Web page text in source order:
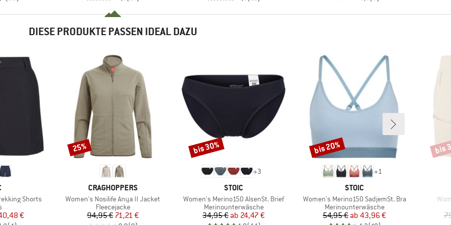
DIESE PRODUKTE PASSEN IDEAL DAZU
Shorts
Preis
€
MARKE
CRAGHOPPERS
Artikel
Women's Nosilife Anya II Jacket
Produktgruppe
Fleecejacke
Preis
94,95 €reduzierter Preis
71,21 €
Rabatt
25%
+3
MARKE
STOIC
Artikel
Women's Merino150 AlsenSt. Brief
Produktgruppe
Merinounterwäsche
Preis
34,95 € reduzierter Preis
ab 24,47 €
Rabatt
bis 30%
+1
MARKE
STOIC
Artikel
Women's Merino150 SadjemSt. Bra
Produktgruppe
Merinounterwäsche
Preis
54,95 € reduzierter Preis
ab 43,96 €
Rabatt
bis 20% bis